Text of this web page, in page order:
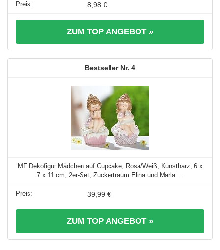
8,98 €
ZUM TOP ANGEBOT »
4
MF Dekofigur Mädchen auf Cupcake, Rosa/Weiß, Kunstharz, 6 x
7 x 11 cm, 2er-Set, Zuckertraum Elina und Marla ...
39,99 €
ZUM TOP ANGEBOT »